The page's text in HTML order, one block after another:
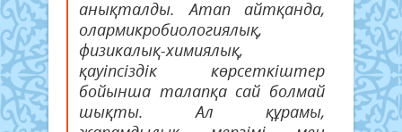
анықталды. Атап айтқанда,
олармикробиологиялық,
физикалық-химиялық,
қауіпсіздік көрсеткіштер
бойынша талапқа сай болмай
шықты. Ал құрамы,